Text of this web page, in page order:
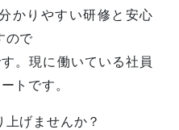
かりやすい研修と安心
ので
。現に働いている社員
トです。
げませんか？